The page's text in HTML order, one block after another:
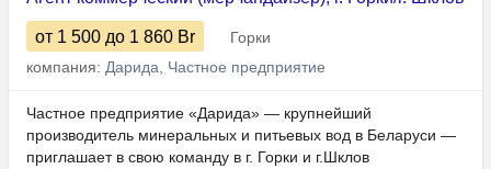
от 1 500 до 1 860 Br
Горки
компания: Дарида, Частное предприятие
Частное предприятие «Дарида» — крупнейший
производитель минеральных и питьевых вод в Беларуси —
приглашает в свою команду в г. Горки и г.Шклов